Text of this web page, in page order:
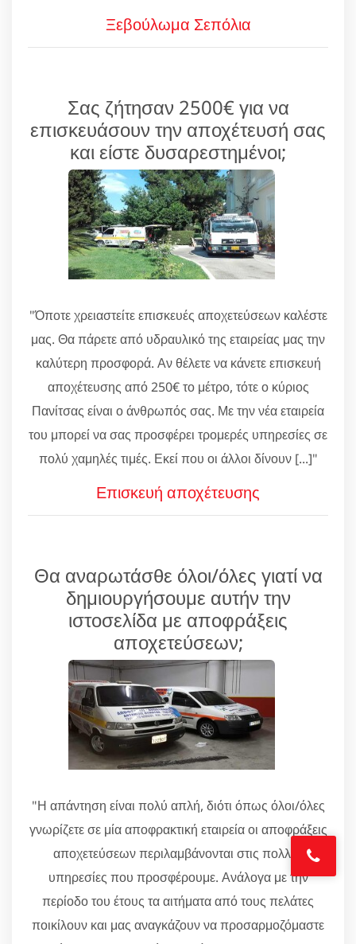
Ξεβούλωμα Σεπόλια
Σας ζήτησαν 2500€ για να
επισκευάσουν την αποχέτευσή σας
και είστε δυσαρεστημένοι;
"Όποτε χρειαστείτε επισκευές αποχετεύσεων καλέστε
μας. Θα πάρετε από υδραυλικό της εταιρείας μας την
καλύτερη προσφορά. Αν θέλετε να κάνετε επισκευή
αποχέτευσης από 250€ το μέτρο, τότε ο κύριος
Πανίτσας είναι ο άνθρωπός σας. Με την νέα εταιρεία
του μπορεί να σας προσφέρει τρομερές υπηρεσίες σε
πολύ χαμηλές τιμές. Εκεί που οι άλλοι δίνουν [...]"
Επισκευή αποχέτευσης
Θα αναρωτάσθε όλοι/όλες γιατί να
δημιουργήσουμε αυτήν την
ιστοσελίδα με αποφράξεις
αποχετεύσεων;
"Η απάντηση είναι πολύ απλή, διότι όπως όλοι/όλες
γνωρίζετε σε μία αποφρακτική εταιρεία οι αποφράξεις
αποχετεύσεων περιλαμβάνονται στις πολλές
υπηρεσίες που προσφέρουμε. Ανάλογα με την
περίοδο του έτους τα αιτήματα από τους πελάτες
ποικίλουν και μας αναγκάζουν να προσαρμοζόμαστε